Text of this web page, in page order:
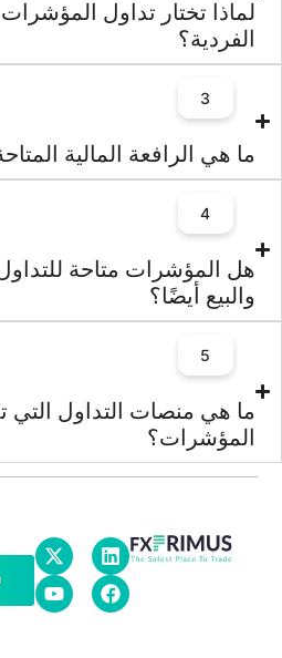
تختار تداول المؤشرات بدلاً
الرافعة المالية المتاحة
متاحة للتداول
أيضًا؟
منصات التداول التي تدعم
سجل